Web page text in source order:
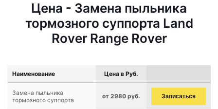
Цена - Замена пыльника
тормозного суппорта Land
Rover Range Rover
Наименование Цена в Руб.
Замена пыльника
тормозного суппорта
от 2980 руб. Записаться